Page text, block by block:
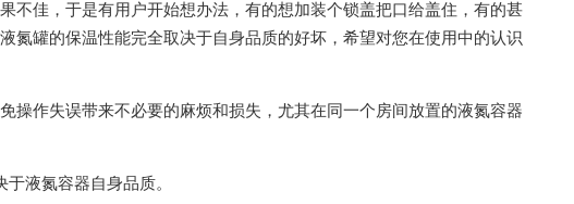
不佳，于是有用户开始想办法，有的想加装个锁盖把口给盖住，有的甚
氮罐的保温性能完全取决于自身品质的好坏，希望对您在使用中的认识
操作失误带来不必要的麻烦和损失，尤其在同一个房间放置的液氮容器
液氮容器自身品质。